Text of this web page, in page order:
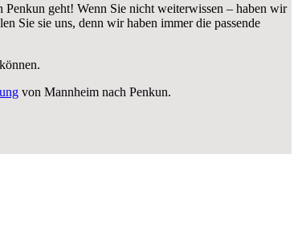
geht! Wenn Sie nicht weiterwissen – haben wir
Sie sie uns, denn wir haben immer die passende
von Mannheim nach Penkun.